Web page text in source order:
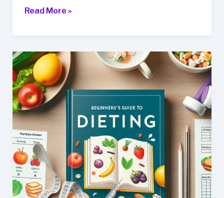
맛
강
한
다
이
어
트
레
시
피
음
Read More »